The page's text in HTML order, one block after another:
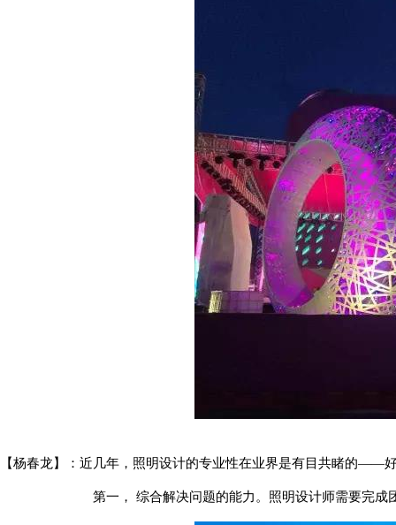
【杨春龙】：近几年，照明设计的专业性在业界是有目共睹的——好
第一， 综合解决问题的能力。照明设计师需要完